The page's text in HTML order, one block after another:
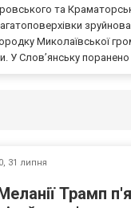
та
Миколаївської
У Слов’янську поранено
31 липня
Трамп